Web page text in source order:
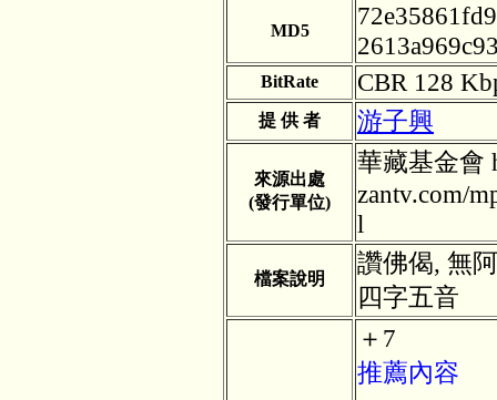
MD5
BitRate CBR 128
提 供 者 游子興
來源出處
(發行單位)
華藏基金會
zantv.com/
l
檔案說明
讚佛偈, 無
四字五音
＋7
推薦內容